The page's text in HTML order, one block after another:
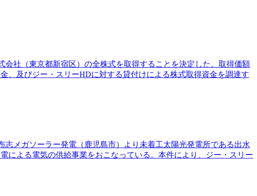
社（東京都新宿区）の全株式を取得することを決定した。取得価額
、及びジー・スリーHDに対する貸付けによる株式取得資金を調達す
メガソーラー発電（鹿児島市）より未着工太陽光発電所である出水
による電気の供給事業をおこなっている。本件により、ジー・スリー